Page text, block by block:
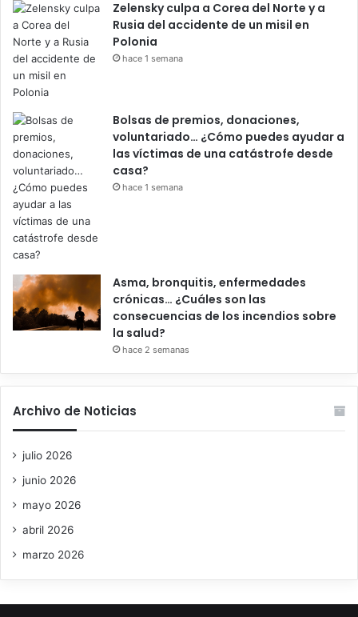
Zelensky culpa a Corea del Norte y a
Rusia del accidente de un misil en
Polonia
hace 1 semana
Bolsas de premios, donaciones,
voluntariado… ¿Cómo puedes ayudar a
las víctimas de una catástrofe desde
casa?
hace 1 semana
Asma, bronquitis, enfermedades
crónicas… ¿Cuáles son las
consecuencias de los incendios sobre
la salud?
hace 2 semanas
Archivo de Noticias
julio 2026
junio 2026
mayo 2026
abril 2026
marzo 2026